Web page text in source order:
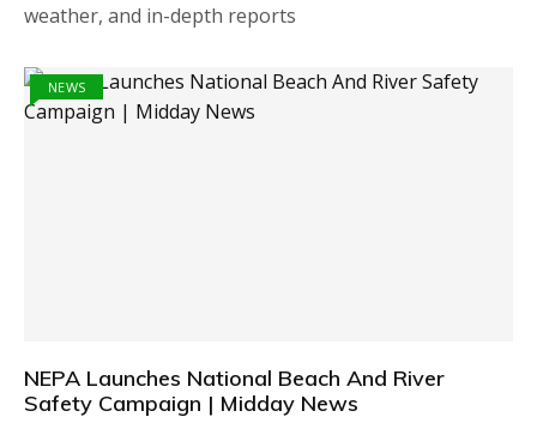
weather, and in-depth reports
NEWS
NEPA Launches National Beach And River
Safety Campaign | Midday News